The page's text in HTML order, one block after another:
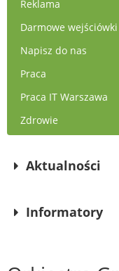
Reklama
Darmowe wejściówki
Napisz do nas
Praca
Praca IT Warszawa
Zdrowie
Aktualności
Informatory